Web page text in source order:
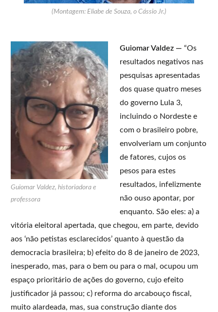
(Montagem: Eliabe de Souza, o Cássio Jr.)
Guiomar Valdez, historiadora e
professora
Guiomar Valdez — “Os
resultados negativos nas
pesquisas apresentadas
dos quase quatro meses
do governo Lula 3,
incluindo o Nordeste e
com o brasileiro pobre,
envolveriam um conjunto
de fatores, cujos os
pesos para estes
resultados, infelizmente
não ouso apontar, por
enquanto. São eles: a) a
vitória eleitoral apertada, que chegou, em parte, devido
aos ‘não petistas esclarecidos’ quanto à questão da
democracia brasileira; b) efeito do 8 de janeiro de 2023,
inesperado, mas, para o bem ou para o mal, ocupou um
espaço prioritário de ações do governo, cujo efeito
justificador já passou; c) reforma do arcabouço fiscal,
muito alardeada, mas, sua construção diante dos